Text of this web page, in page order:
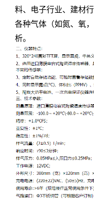
料、电子行业、建材
各种气体（如氮、氧
析。